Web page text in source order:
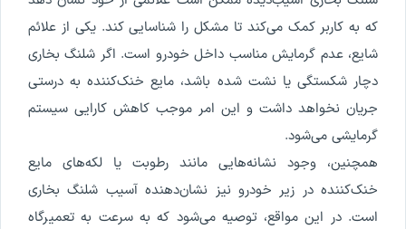
که به کاربر کمک می‌کند تا مشکل را شناسایی کند. یکی از علائم
شایع، عدم گرمایش مناسب داخل خودرو است. اگر شلنگ بخاری
دچار شکستگی یا نشت شده باشد، مایع خنک‌کننده به درستی
جریان نخواهد داشت و این امر موجب کاهش کارایی سیستم
گرمایشی می‌شود.
همچنین، وجود نشانه‌هایی مانند رطوبت یا لکه‌های مایع
خنک‌کننده در زیر خودرو نیز نشان‌دهنده آسیب شلنگ بخاری
است. در این مواقع، توصیه می‌شود که به سرعت به تعمیرگاه